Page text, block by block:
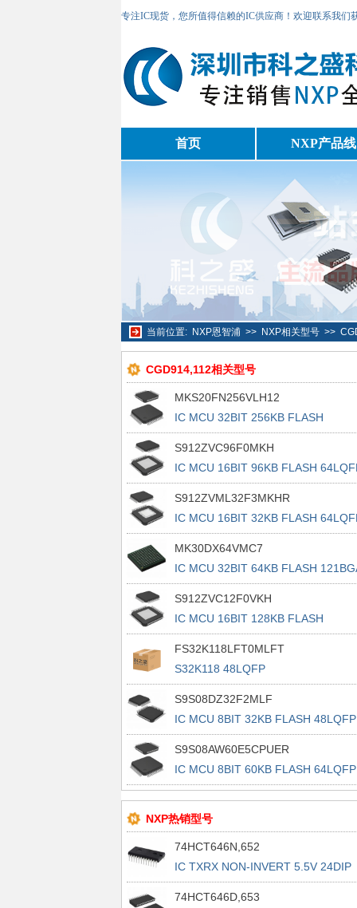
专注IC现货，您所值得信赖的IC供应商！欢迎联系我们
首页 NXP产品线
当前位置: NXP恩智浦>> NXP相关型号>>
CGD914,112相关型号
MKS20FN256VLH12
IC MCU 32BIT 256KB FLASH
64LQFP
S912ZVC96F0MKH
IC MCU 16BIT 96KB FLASH
S912ZVML32F3MKHR
IC MCU 16BIT 32KB FLASH
MK30DX64VMC7
IC MCU 32BIT 64KB FLASH
S912ZVC12F0VKH
IC MCU 16BIT 128KB FLASH
64LQFP
FS32K118LFT0MLFT
S32K118 48LQFP
S9S08DZ32F2MLF
IC MCU 8BIT 32KB FLASH 48LQFP
S9S08AW60E5CPUER
IC MCU 8BIT 60KB FLASH 64LQFP
NXP热销型号
74HCT646N,652
IC TXRX NON-INVERT 5.5V 24DIP
74HCT646D,653